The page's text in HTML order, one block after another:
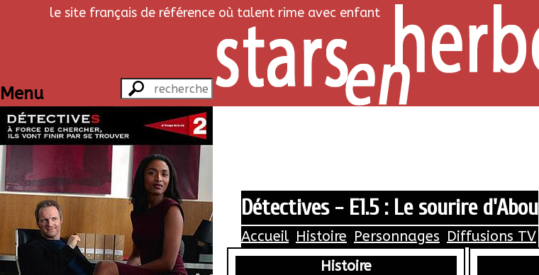
le site français de référence où talent rime avec enfant
Menu
Détectives - E1.5 : Le sourire d'Abou
Accueil Histoire Personnages Diffusions TV
Histoire